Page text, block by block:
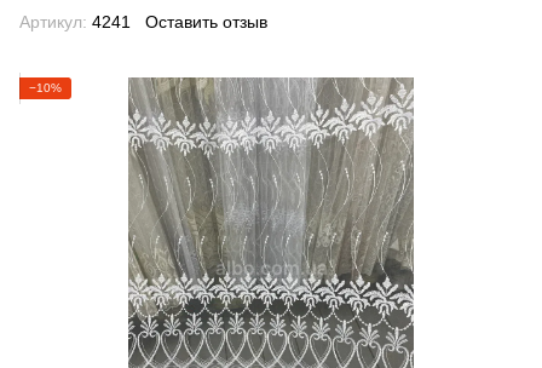
Артикул: 4241 Оставить отзыв
−10%